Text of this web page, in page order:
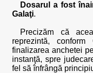
Dosarul a fost
Galaţi.
Precizăm că
reprezintă,
finalizarea anchetei
instanţă, spre
fel să înfrângă